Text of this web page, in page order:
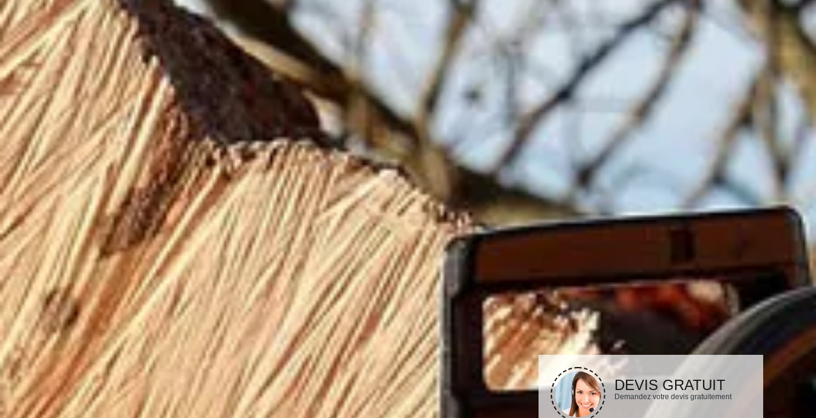
DEVIS GRATUIT
Demandez votre devis gratuitement